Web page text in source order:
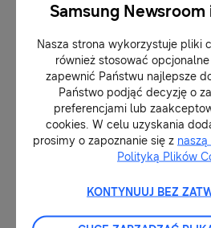
25-
12-
Samsung
Nasza strona wykorzystuje pliki
również stosować
zapewnić Państwu najlepsze
Państwo podjąć decyzję o
preferencjami lub
cookies. W celu uzyskania
prosimy o zapoznanie się z
Polityką Plików
KONTYNUUJ BEZ